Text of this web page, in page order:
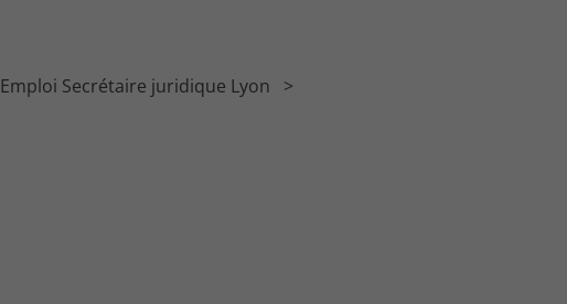
Emploi Secrétaire juridique Lyon